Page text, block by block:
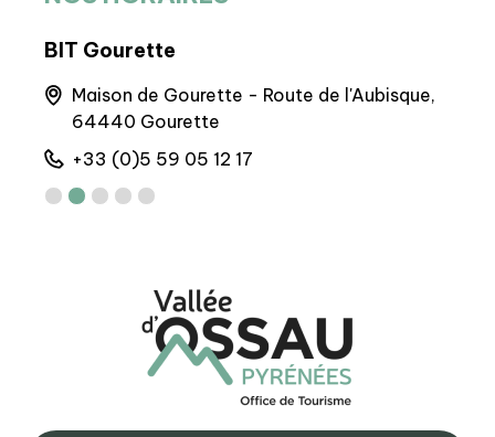
BIT Gourette
Maison de Gourette - Route de l'Aubisque,
64440 Gourette
+33 (0)5 59 05 12 17